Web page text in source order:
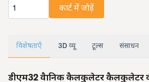
मात्रा
कार्ट में जोड़ें
विशेषताएँ 3D व्यू टूल्स संसाधन
डीएम32 वैज्ञानिक कैलकुलेटर कैलकुलेटर